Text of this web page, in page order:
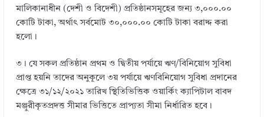
মালিকানাধীন (দেশী ও বিদেশী) প্রতিষ্ঠানসমূহের জন্য ৩,০০০.০০
কোটি টাকা, অর্থাৎ সর্বমােট ৩০,০০০.০০ কোটি টাকা বরাদ্দ করা
হলাে।
৩। যে সকল প্রতিষ্ঠান প্রথম ও দ্বিতীয় পর্যায়ে ঋণ/বিনিয়ােগ সুবিধা
প্রাপ্ত হয়নি তাদের অনুকূলে ৩য় পর্যায়ে ঋণবিনিয়ােগ সুবিধা প্রদানের
ক্ষেত্রে ৩১/১২/২০২১ তারিখ স্থিতিভিত্তিক ওয়ার্কিং ক্যাপিটাল বাবদ
মঞ্জুরীকৃতপ্রদত্ত সীমার ভিত্তিতে প্রাপ্যতা সীমা নির্ধারিত হবে।